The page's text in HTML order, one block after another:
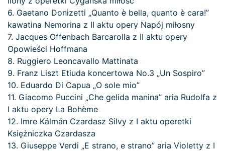
6. Gaetano Donizetti „Quanto è bella, quanto è cara!”
kawatina Nemorina z II aktu opery Napój miłosny
7. Jacques Offenbach Barcarolla z II aktu opery
Opowieści Hoffmana
8. Ruggiero Leoncavallo Mattinata
9. Franz Liszt Etiuda koncertowa No.3 „Un Sospiro”
10. Eduardo Di Capua „O sole mio”
11. Giacomo Puccini „Che gelida manina” aria Rudolfa z
I aktu opery La Bohème
12. Imre Kálmán Czardasz Silvy z I aktu operetki
Księżniczka Czardasza
13. Giuseppe Verdi „E strano, e strano” aria Violetty z I